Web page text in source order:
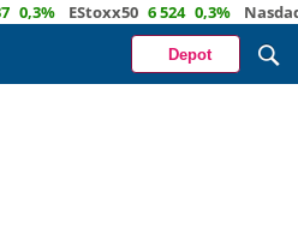
0,3% EStoxx50 6 524 0,3% Nasdaq
Depot